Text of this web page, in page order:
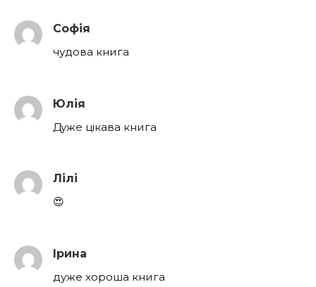
Софія
чудова книга
Юлія
Дуже цікава книга
Лілі
😍
Ірина
дуже хороша книга